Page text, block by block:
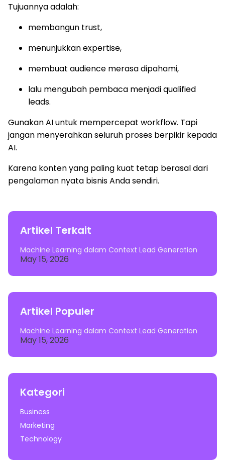
Tujuannya adalah:
membangun trust,
menunjukkan expertise,
membuat audience merasa dipahami,
lalu mengubah pembaca menjadi qualified
leads.
Gunakan AI untuk mempercepat workflow. Tapi
jangan menyerahkan seluruh proses berpikir kepada
AI.
Karena konten yang paling kuat tetap berasal dari
pengalaman nyata bisnis Anda sendiri.
Artikel Terkait
Machine Learning dalam Context Lead Generation
May 15, 2026
Artikel Populer
Machine Learning dalam Context Lead Generation
May 15, 2026
Kategori
Business
Marketing
Technology